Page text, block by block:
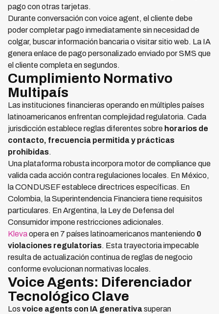
pago con otras tarjetas.
Durante conversación con voice agent, el cliente debe
poder completar pago inmediatamente sin necesidad de
colgar, buscar información bancaria o visitar sitio web. La IA
genera enlace de pago personalizado enviado por SMS que
el cliente completa en segundos.
Cumplimiento Normativo
Multipaís
Las instituciones financieras operando en múltiples países
latinoamericanos enfrentan complejidad regulatoria. Cada
jurisdicción establece reglas diferentes sobre horarios de
contacto, frecuencia permitida y prácticas
prohibidas.
Una plataforma robusta incorpora motor de compliance que
valida cada acción contra regulaciones locales. En México,
la CONDUSEF establece directrices específicas. En
Colombia, la Superintendencia Financiera tiene requisitos
particulares. En Argentina, la Ley de Defensa del
Consumidor impone restricciones adicionales.
Klevaopera en 7 países latinoamericanos manteniendo 0
violaciones regulatorias. Esta trayectoria impecable
resulta de actualización continua de reglas de negocio
conforme evolucionan normativas locales.
Voice Agents: Diferenciador
Tecnológico Clave
Los voice agents con IA generativasuperan